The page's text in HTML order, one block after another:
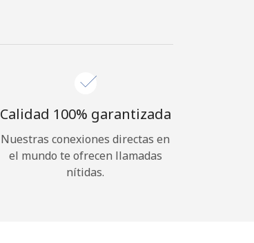
Calidad 100% garantizada
Nuestras conexiones directas en
el mundo te ofrecen llamadas
nítidas.